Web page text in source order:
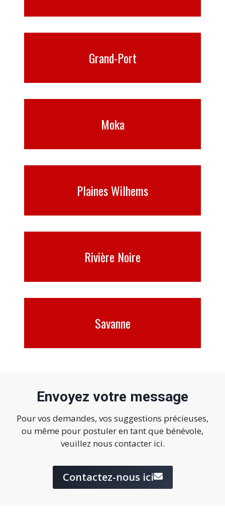
Grand-Port
Moka
Plaines Wilhems
Rivière Noire
Savanne
Envoyez votre message
Pour vos demandes, vos suggestions précieuses,
ou même pour postuler en tant que bénévole,
veuillez nous contacter ici.
Contactez-nous ici